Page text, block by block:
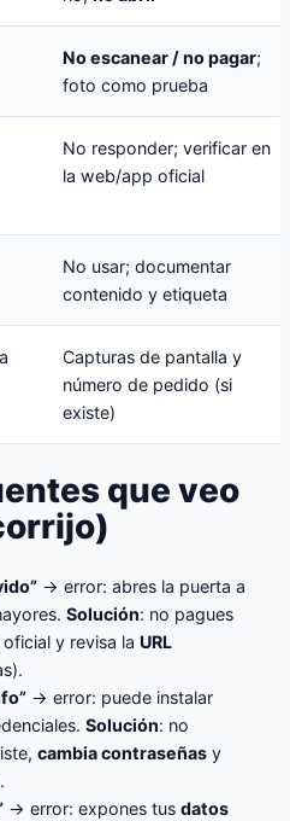
No escanear / no pagar;
foto como prueba
No responder; verificar en
la web/app oficial
No usar; documentar
contenido y etiqueta
Capturas de pantalla y
número de pedido (si
existe)
que veo
→ error: abres la puerta a
Solución: no pagues
oficial y revisa laURL
→ error: puede instalar
Solución: no
cambia contraseñas y
→ error: expones tusdatos